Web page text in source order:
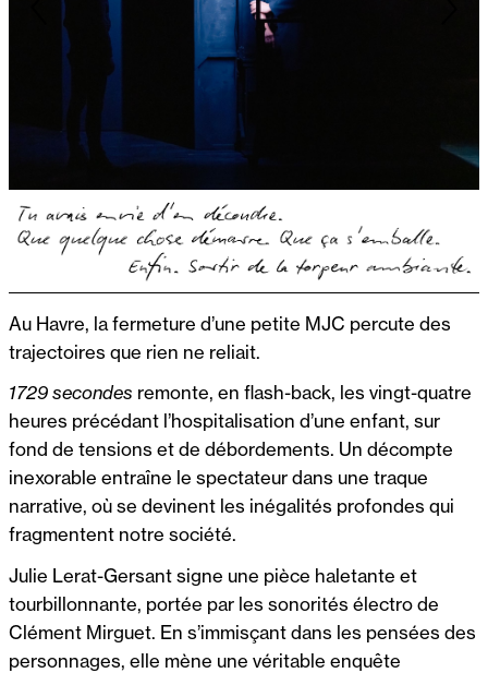
Au Havre, la fermeture d’une petite MJC percute des
trajectoires que rien ne reliait.
1729 secondes remonte, en flash-back, les vingt-quatre
heures précédant l’hospitalisation d’une enfant, sur
fond de tensions et de débordements. Un décompte
inexorable entraîne le spectateur dans une traque
narrative, où se devinent les inégalités profondes qui
fragmentent notre société.
Julie Lerat-Gersant signe une pièce haletante et
tourbillonnante, portée par les sonorités électro de
Clément Mirguet. En s’immisçant dans les pensées des
personnages, elle mène une véritable enquête